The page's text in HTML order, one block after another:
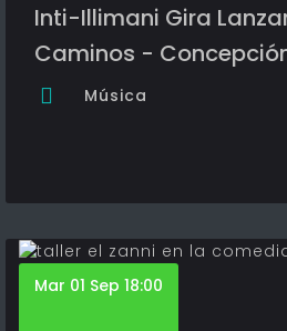
Inti-Illimani Gira
Caminos -
Música
Mar 01 Sep 18:00